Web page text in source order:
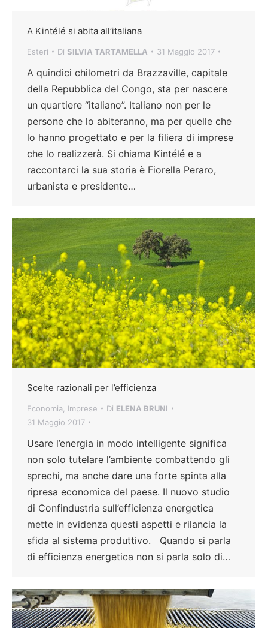
A Kintélé si abita all’italiana
Esteri Di SILVIA TARTAMELLA 31 Maggio 2017
A quindici chilometri da Brazzaville, capitale
della Repubblica del Congo, sta per nascere
un quartiere “italiano”. Italiano non per le
persone che lo abiteranno, ma per quelle che
lo hanno progettato e per la filiera di imprese
che lo realizzerà. Si chiama Kintélé e a
raccontarci la sua storia è Fiorella Peraro,
urbanista e presidente…
Scelte razionali per l’efficienza
Economia Imprese Di ELENA BRUNI
31 Maggio 2017
Usare l’energia in modo intelligente significa
non solo tutelare l’ambiente combattendo gli
sprechi, ma anche dare una forte spinta alla
ripresa economica del paese. Il nuovo studio
di Confindustria sull’efficienza energetica
mette in evidenza questi aspetti e rilancia la
sfida al sistema produttivo. Quando si parla
di efficienza energetica non si parla solo di…